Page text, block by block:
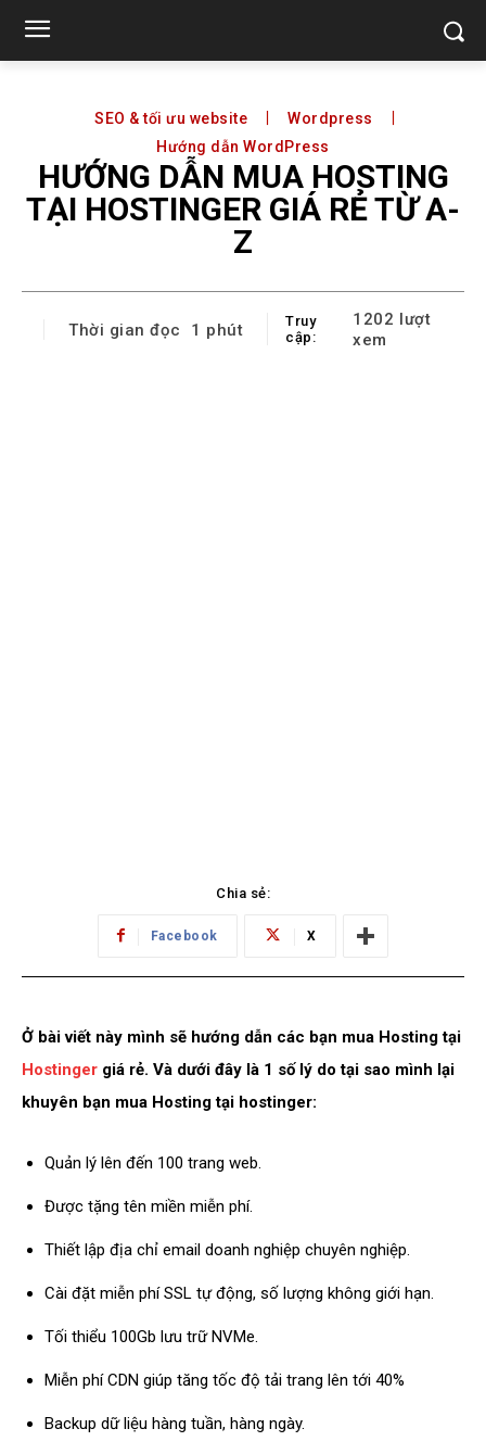
SEO & tối ưu website
Wordpress
Hướng dẫn WordPress
HƯỚNG DẪN MUA HOSTING
TẠI HOSTINGER GIÁ RẺ TỪ A-
Z
Thời gian đọc 1 phút
Truy
cập:
1202 lượt
xem
Chia sẻ:
Facebook X
Ở bài viết này mình sẽ hướng dẫn các bạn mua Hosting tại
Hostinger giá rẻ. Và dưới đây là 1 số lý do tại sao mình lại
khuyên bạn mua Hosting tại hostinger:
Quản lý lên đến 100 trang web.
Được tặng tên miền miễn phí.
Thiết lập địa chỉ email doanh nghiệp chuyên nghiệp.
Cài đặt miễn phí SSL tự động, số lượng không giới hạn.
Tối thiểu 100Gb lưu trữ NVMe.
Miễn phí CDN giúp tăng tốc độ tải trang lên tới 40%
Backup dữ liệu hàng tuần, hàng ngày.